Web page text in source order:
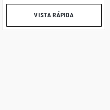
VISTA RÁPIDA